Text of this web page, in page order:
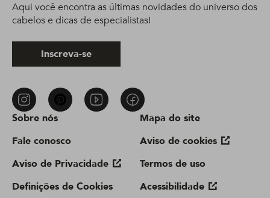
Sobre nós
Fale conosco
Aviso de Privacidade
Definições de Cookies
Mapa do site
Aviso de cookies
Termos de uso
Acessibilidade
Aqui você encontra as últimas novidades do universo dos
cabelos e dicas de especialistas!
Inscreva-se